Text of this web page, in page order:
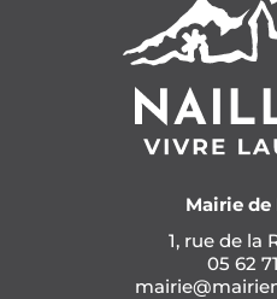
Mairie
1, rue de la
05 62